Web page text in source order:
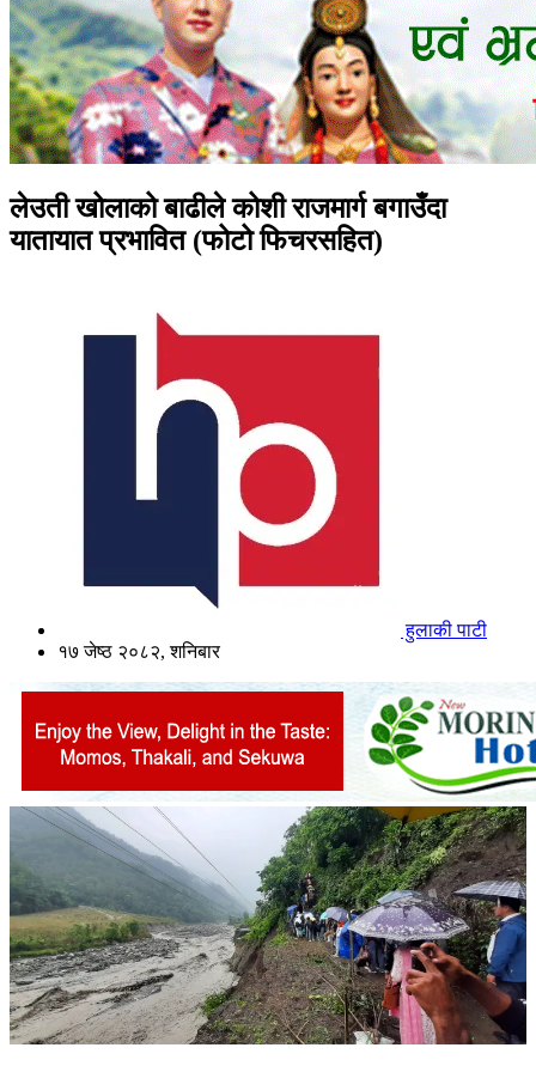
लेउती खोलाको बाढीले कोशी राजमार्ग बगाउँदा
यातायात प्रभावित (फोटो फिचरसहित)
हुलाकी पाटी
१७ जेष्ठ २०८२, शनिबार